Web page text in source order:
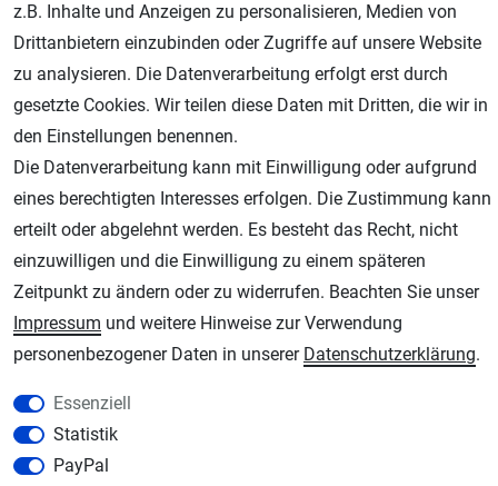
AGB Widerrufsrecht Datenschutz Impressum
Unsere weiteren Shops:
Schmincke-City.de
Schmincke Künstlerfarben das Gesamtsortiment
Plotter-City.com
Schneideplotter, Transferpressen, Siebdruck und Plotterfolien
Modellbau-City.com
z.B. Inhalte und Anzeigen zu personalisieren, Medien von
Drittanbietern einzubinden oder Zugriffe auf unsere Website
zu analysieren. Die Datenverarbeitung erfolgt erst durch
gesetzte Cookies. Wir teilen diese Daten mit Dritten, die wir in
den Einstellungen benennen.
Die Datenverarbeitung kann mit Einwilligung oder aufgrund
eines berechtigten Interesses erfolgen. Die Zustimmung kann
erteilt oder abgelehnt werden. Es besteht das Recht, nicht
einzuwilligen und die Einwilligung zu einem späteren
Zeitpunkt zu ändern oder zu widerrufen. Beachten Sie unser
Impressum und weitere Hinweise zur Verwendung
personenbezogener Daten in unserer Daten­schutz­erklärung.
Essenziell
Statistik
PayPal